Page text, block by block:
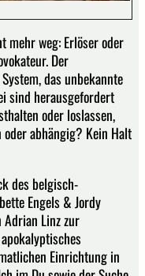
mehr weg: Erlöser oder
Der
das unbekannte
sind herausgefordert
oder loslassen,
abhängig? Kein Halt
des belgisch-
Engels & Jordy
Adrian Linz zur
Einrichtung in